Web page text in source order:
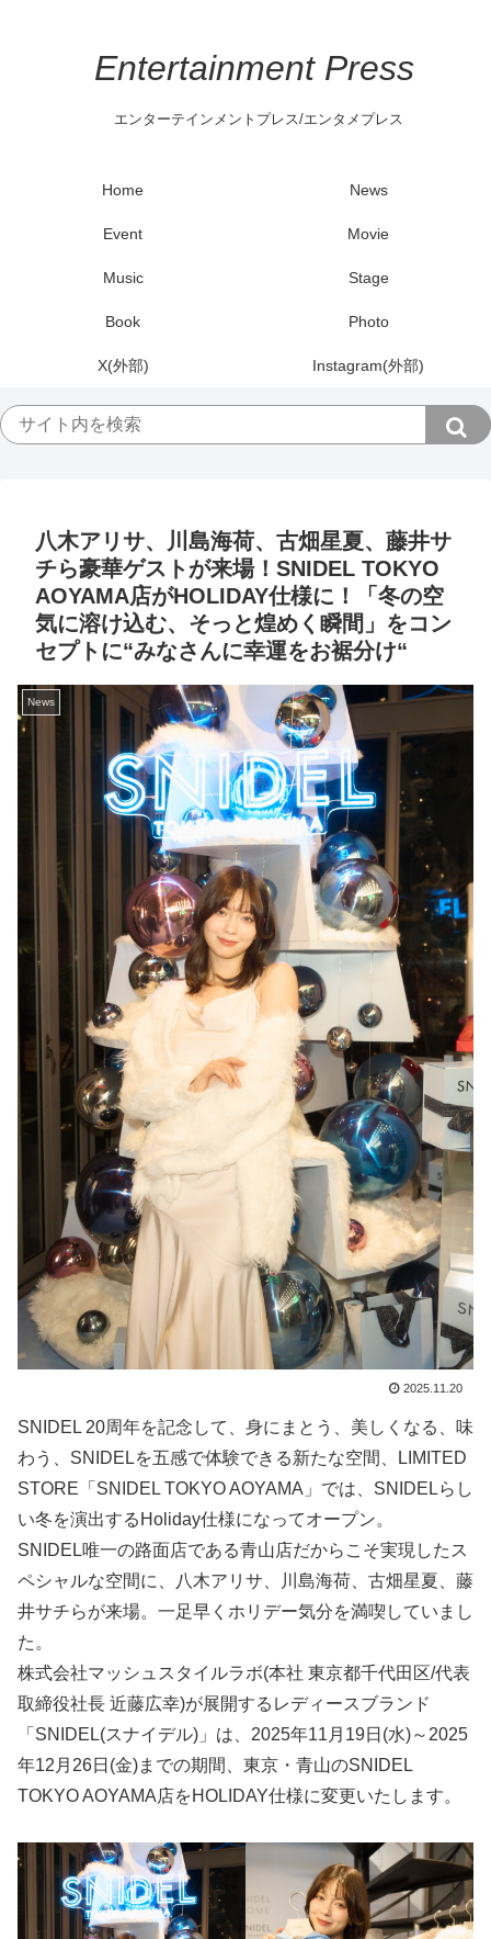
Entertainment Press
エンターテインメントプレス/エンタメプレス
Home News
Event Movie
Music Stage
Book Photo
X(外部) Instagram(外部)
八木アリサ、川島海荷、古畑星夏、藤井サ
チら豪華ゲストが来場！SNIDEL TOKYO
AOYAMA店がHOLIDAY仕様に！「冬の空
気に溶け込む、そっと煌めく瞬間」をコン
セプトに“みなさんに幸運をお裾分け“
News
2025.11.20
SNIDEL 20周年を記念して、身にまとう、美しくなる、味
わう、SNIDELを五感で体験できる新たな空間、LIMITED
STORE「SNIDEL TOKYO AOYAMA」では、SNIDELらし
い冬を演出するHoliday仕様になってオープン。
SNIDEL唯一の路面店である青山店だからこそ実現したス
ペシャルな空間に、八木アリサ、川島海荷、古畑星夏、藤
井サチらが来場。一足早くホリデー気分を満喫していまし
た。
株式会社マッシュスタイルラボ(本社 東京都千代田区/代表
取締役社長 近藤広幸)が展開するレディースブランド
「SNIDEL(スナイデル)」は、2025年11月19日(水)～2025
年12月26日(金)までの期間、東京・青山のSNIDEL
TOKYO AOYAMA店をHOLIDAY仕様に変更いたします。